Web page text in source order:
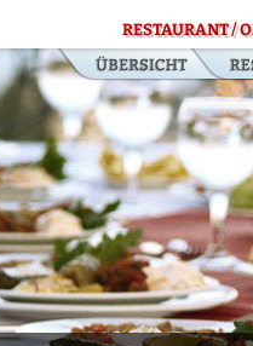
RESTAURANT /